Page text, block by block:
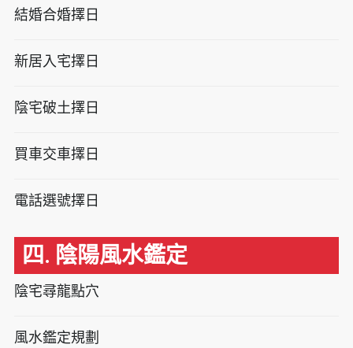
結婚合婚擇日
新居入宅擇日
陰宅破土擇日
買車交車擇日
電話選號擇日
四. 陰陽風水鑑定
陰宅尋龍點穴
風水鑑定規劃